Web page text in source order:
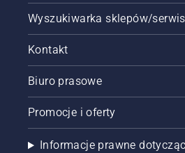
na
podkaszarce,
aby
włączyć
wyłączyć
energii.
Wyszukiwarka sklepów/
Kontakt
Biuro prasowe
Promocje i oferty
Informacje prawne